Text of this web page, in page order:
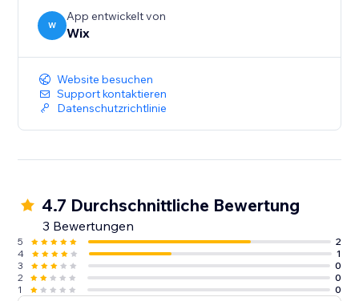
W
App entwickelt von
Wix
Website besuchen
Support kontaktieren
Datenschutzrichtlinie
4.7 Durchschnittliche Bewertung
3 Bewertungen
5
2
4
1
3
0
2
0
1
0